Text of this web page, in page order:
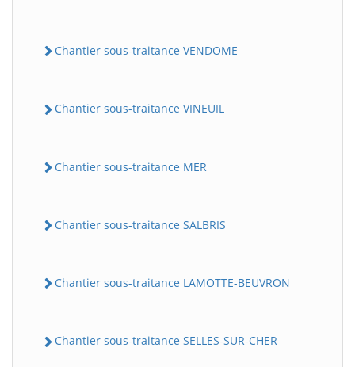
Chantier sous-traitance VENDOME
Chantier sous-traitance VINEUIL
Chantier sous-traitance MER
Chantier sous-traitance SALBRIS
Chantier sous-traitance LAMOTTE-BEUVRON
Chantier sous-traitance SELLES-SUR-CHER